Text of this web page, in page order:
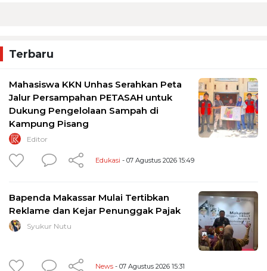
Terbaru
Mahasiswa KKN Unhas Serahkan Peta
Jalur Persampahan PETASAH untuk
Dukung Pengelolaan Sampah di
Kampung Pisang
Editor
Edukasi - 07 Agustus 2026 15:49
Bapenda Makassar Mulai Tertibkan
Reklame dan Kejar Penunggak Pajak
Syukur Nutu
News - 07 Agustus 2026 15:31